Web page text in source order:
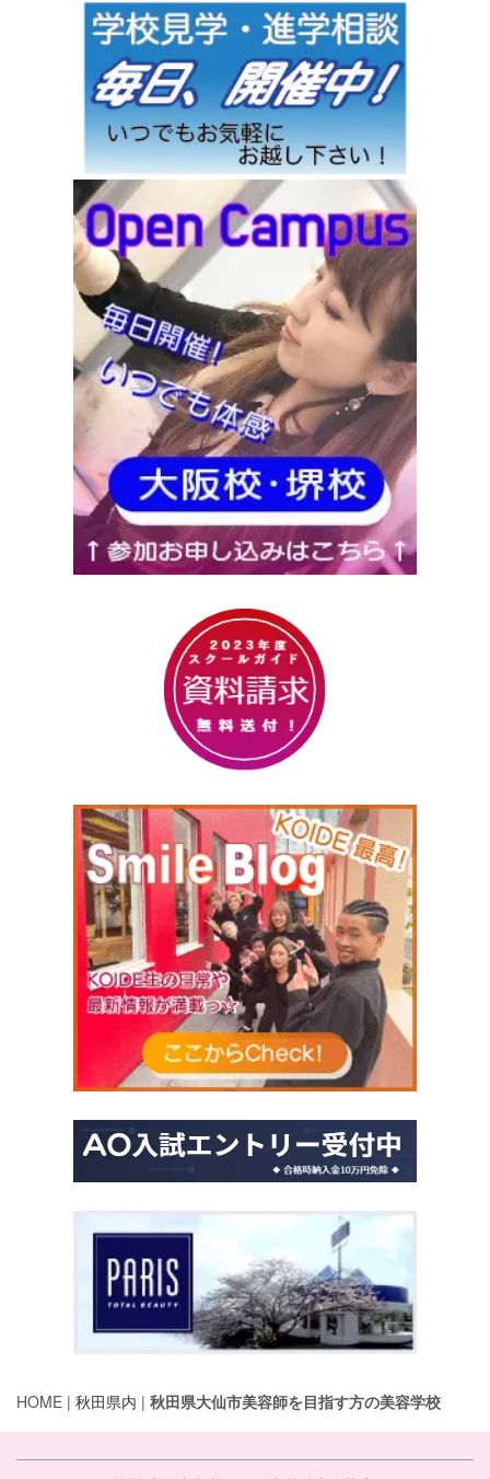
HOME | 秋田県内 | 秋田県大仙市美容師を目指す方の美容学校